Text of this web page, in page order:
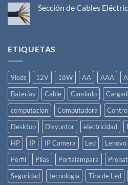
en
Como
Sección de Cables
de
ETIQUETAS
9leds 12V 18W AA AAA
Baterías
Cable Candado
computacion
Computadora
Desktop
Disyuntor electricidad
HP
IP IP Camera Led Lenovo
Perfil
Pilas Portalampara
Seguridad
tecnologia Tira de Led